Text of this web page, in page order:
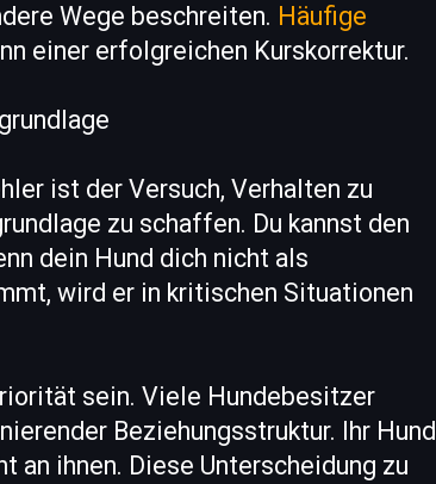
Wege beschreiten. Häufige
einer erfolgreichen Kurskorrektur.
ist der Versuch, Verhalten zu
zu schaffen. Du kannst den
dein Hund dich nicht als
wird er in kritischen Situationen
sein. Viele Hundebesitzer
Beziehungsstruktur. Ihr Hund
ihnen. Diese Unterscheidung zu